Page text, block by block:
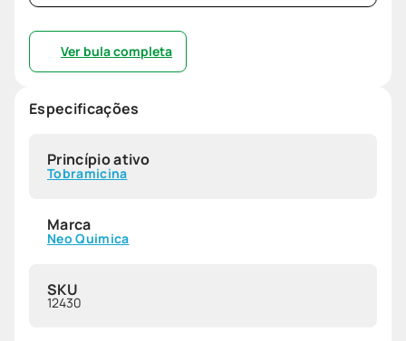
Ver bula completa
Especificações
Princípio ativo
Tobramicina
Marca
Neo Quimica
SKU
12430